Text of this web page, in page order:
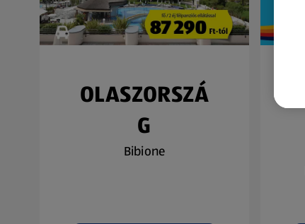
OLASZORSZÁ
G
Bibione